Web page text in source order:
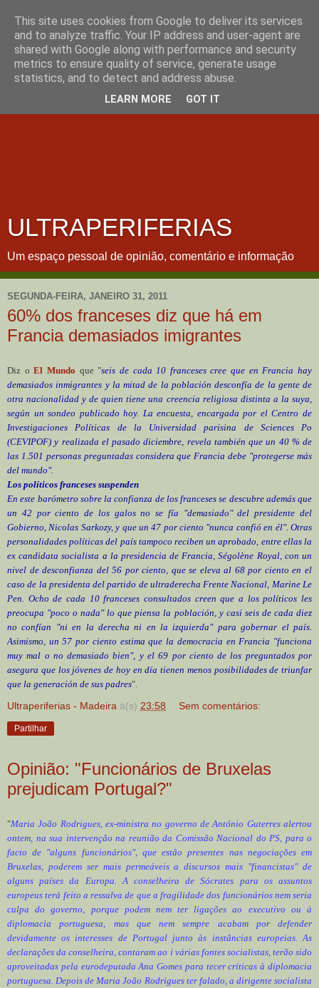
ULTRAPERIFERIAS
Um espaço pessoal de opinião, comentário e informação
SEGUNDA-FEIRA, JANEIRO 31, 2011
60% dos franceses diz que há em
Francia demasiados imigrantes
Diz oEl Mundo que "seis de cada 10 franceses cree que en Francia hay
demasiados inmigrantes y la mitad de la población desconfía de la gente de
otra nacionalidad y de quien tiene una creencia religiosa distinta a la suya,
según un sondeo publicado hoy. La encuesta, encargada por el Centro de
Investigaciones Políticas de la Universidad parisina de Sciences Po
(CEVIPOF) y realizada el pasado diciembre, revela también que un 40 % de
las 1.501 personas preguntadas considera que Francia debe "protegerse más
del mundo".
Los políticos franceses suspenden
En este barómetro sobre la confianza de los franceses se descubre además que
un 42 por ciento de los galos no se fía "demasiado" del presidente del
Gobierno, Nicolas Sarkozy, y que un 47 por ciento "nunca confió en él". Otras
personalidades políticas del país tampoco reciben un aprobado, entre ellas la
ex candidata socialista a la presidencia de Francia, Ségolène Royal, con un
nivel de desconfianza del 56 por ciento, que se eleva al 68 por ciento en el
caso de la presidenta del partido de ultraderecha Frente Nacional, Marine Le
Pen. Ocho de cada 10 franceses consultados creen que a los políticos les
preocupa "poco o nada" lo que piensa la población, y casi seis de cada diez
no confían "ni en la derecha ni en la izquierda" para gobernar el país.
Asimismo, un 57 por ciento estima que la democracia en Francia "funciona
muy mal o no demasiado bien", y el 69 por ciento de los preguntados por
asegura que los jóvenes de hoy en día tienen menos posibilidades de triunfar
que la generación de sus padres".
Ultraperiferias - Madeira à(s) 23:58 Sem comentários:
Partilhar
Opinião: "Funcionários de Bruxelas
prejudicam Portugal?"
"Maria João Rodrigues, ex-ministra no governo de António Guterres alertou
ontem, na sua intervenção na reunião da Comissão Nacional do PS, para o
facto de "alguns funcionários", que estão presentes nas negociações em
Bruxelas, poderem ser mais permeáveis a discursos mais "financistas" de
alguns países da Europa. A conselheira de Sócrates para os assuntos
europeus terá feito a ressalva de que a fragilidade dos funcionários nem seria
culpa do governo, porque podem nem ter ligações ao executivo ou à
diplomacia portuguesa, mas que nem sempre acabam por defender
devidamente os interesses de Portugal junto às instâncias europeias. As
declarações da conselheira, contaram ao i várias fontes socialistas, terão sido
aproveitadas pela eurodeputada Ana Gomes para tecer críticas à diplomacia
portuguesa. Depois de Maria João Rodrigues ter falado, a dirigente socialista
This site uses cookies from Google to deliver its services
and to analyze traffic. Your IP address and user-agent are
shared with Google along with performance and security
metrics to ensure quality of service, generate usage
statistics, and to detect and address abuse.
LEARN MORE GOT IT